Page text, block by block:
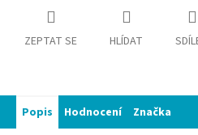
ZEPTAT SE HLÍDAT
Popis Hodnocení Značka